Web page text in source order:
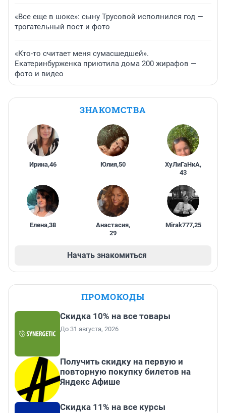
«Все еще в шоке»: сыну Трусовой исполнился год —
трогательный пост и фото
«Кто-то считает меня сумасшедшей».
Екатеринбурженка приютила дома 200 жирафов —
фото и видео
ЗНАКОМСТВА
Ирина,46 Юлия,50 ХуЛиГаНкА,
43
Елена,38 Анастасия,
29
Mirak777,25
Начать знакомиться
ПРОМОКОДЫ
Скидка 10% на все товары
До 31 августа, 2026
Получить скидку на первую и
повторную покупку билетов на
Яндекс Афише
Скидка 11% на все курсы